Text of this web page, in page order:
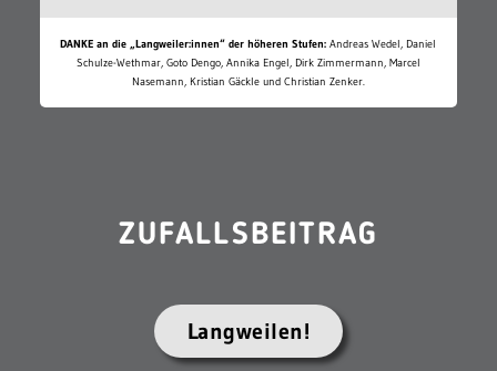
DANKE an die „Langweiler:innen“ der höheren Stufen: Andreas Wedel, Daniel
Schulze-Wethmar, Goto Dengo, Annika Engel, Dirk Zimmermann, Marcel
Nasemann, Kristian Gäckle und Christian Zenker.
ZUFALLSBEITRAG
Langweilen!